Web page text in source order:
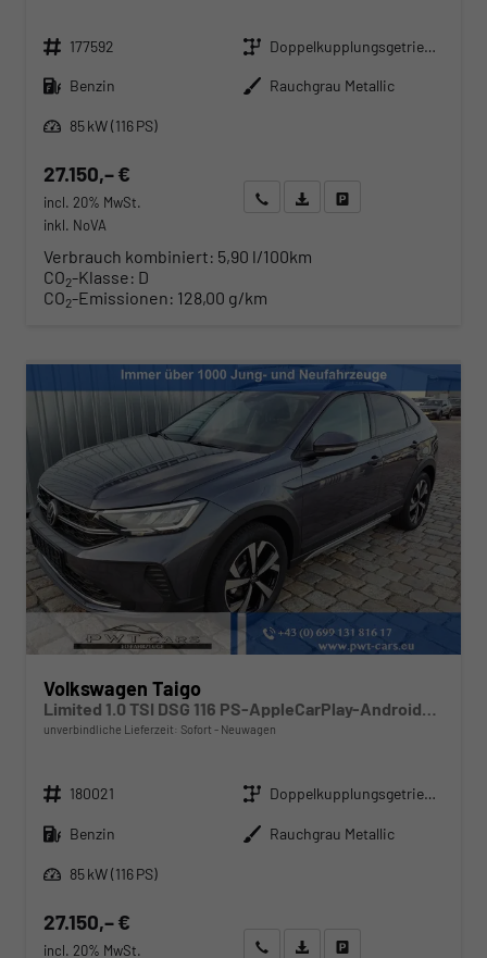
Fahrzeugnr. 177592 Getriebe
Doppelkupplungsgetriebe (DSG)
Kraftstoff Benzin Außenfarbe Rauchgrau Metallic
Leistung
85 kW (116 PS)
27.150,– €
incl. 20% MwSt.
inkl. NoVA
Wir rufen Sie anAngebot drucken (PDF)
Verbrauch kombiniert: 5,90 l/100km
CO2-Klasse: D
CO2-Emissionen: 128,00 g/km
Volkswagen Taigo
Limited 1.0 TSI DSG 116 PS-AppleCarPlay-AndroidAuto-Keyless-2x PDC-Rückfahrkamera-Climatronic-LED-17''Alu-Sofort
unverbindliche Lieferzeit: Sofort Neuwagen
Fahrzeugnr. 180021 Getriebe
Doppelkupplungsgetriebe (DSG)
Kraftstoff Benzin Außenfarbe Rauchgrau Metallic
Leistung
85 kW (116 PS)
27.150,– €
incl. 20% MwSt. Wir rufen Sie anAngebot drucken (PDF)